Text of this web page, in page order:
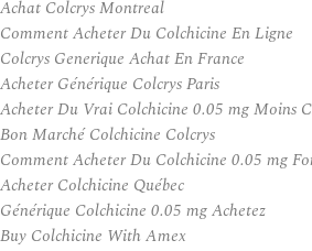
Achat Colcrys Montreal
Comment Acheter Du Colchicine En Ligne
Colcrys Generique Achat En France
Acheter Générique Colcrys Paris
Acheter Du Vrai Colchicine 0.05 mg Moins
Bon Marché Colchicine Colcrys
Comment Acheter Du Colchicine 0.05 mg
Acheter Colchicine Québec
Générique Colchicine 0.05 mg Achetez
Buy Colchicine With Amex